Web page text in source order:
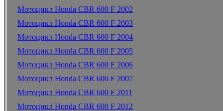
Мотоцикл Honda CBR 600 F 2002
Мотоцикл Honda CBR 600 F 2003
Мотоцикл Honda CBR 600 F 2004
Мотоцикл Honda CBR 600 F 2005
Мотоцикл Honda CBR 600 F 2006
Мотоцикл Honda CBR 600 F 2007
Мотоцикл Honda CBR 600 F 2011
Мотоцикл Honda CBR 600 F 2012